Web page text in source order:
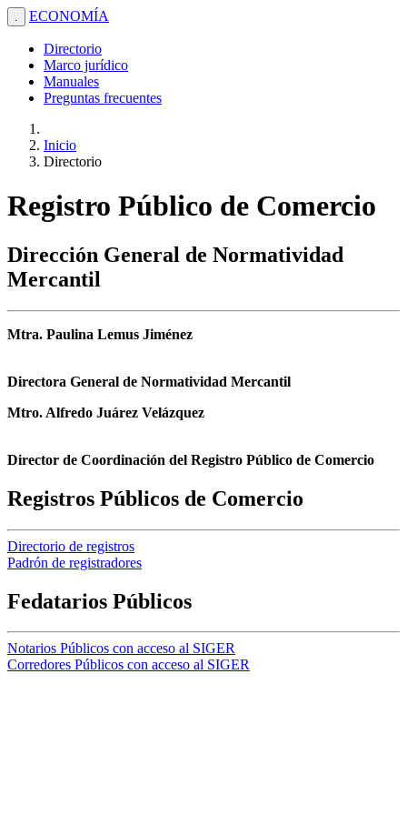
. ECONOMÍA
Directorio
Marco jurídico
Manuales
Preguntas frecuentes
Inicio
Directorio
Registro Público de Comercio
Dirección General de Normatividad
Mercantil
Mtra. Paulina Lemus Jiménez
Directora General de Normatividad Mercantil
Mtro. Alfredo Juárez Velázquez
Director de Coordinación del Registro Público de Comercio
Registros Públicos de Comercio
Directorio de registros
Padrón de registradores
Fedatarios Públicos
Notarios Públicos con acceso al SIGER
Corredores Públicos con acceso al SIGER